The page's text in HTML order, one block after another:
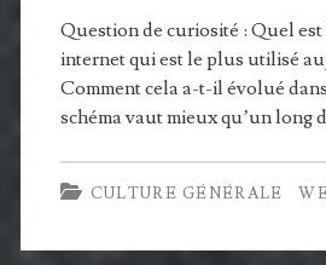
Question de curiosité : Quel
internet qui est le plus utilisé
Comment cela a-t-il évolué
schéma vaut mieux qu’un long
CULTURE GÉNÉRALE